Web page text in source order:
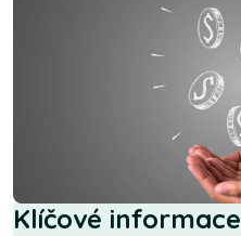
Klíčové informace